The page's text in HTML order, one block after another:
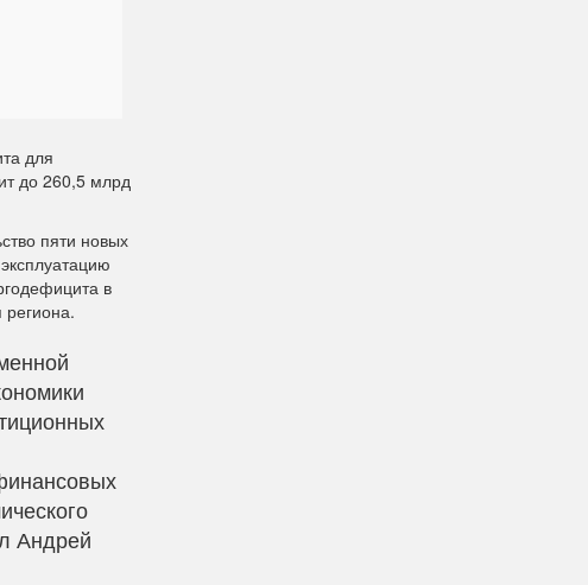
для
до 260,5 млрд
пяти новых
в
Андрей